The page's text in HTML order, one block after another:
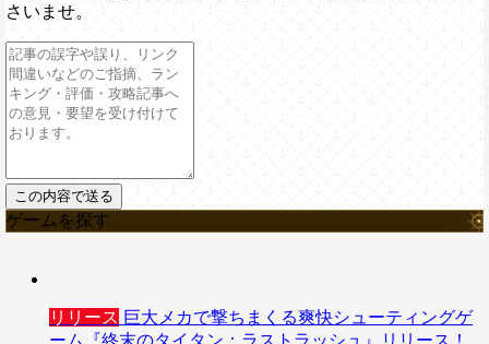
さいませ。
ゲームを探す
リリース 巨大メカで撃ちまくる爽快シューティングゲ
ーム『終末のタイタン：ラストラッシュ』リリース！